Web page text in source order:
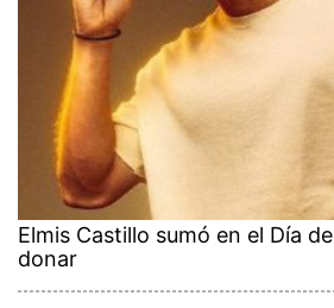
Elmis Castillo sumó en el Día
donar